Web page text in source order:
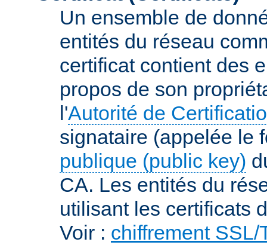
Un ensemble de
entités du réseau
certificat contient des
propos de son
l'Autorité de
signataire (appelée le
publique (public key)
CA. Les entités du
utilisant les certificats
Voir : chiffrement SSL/